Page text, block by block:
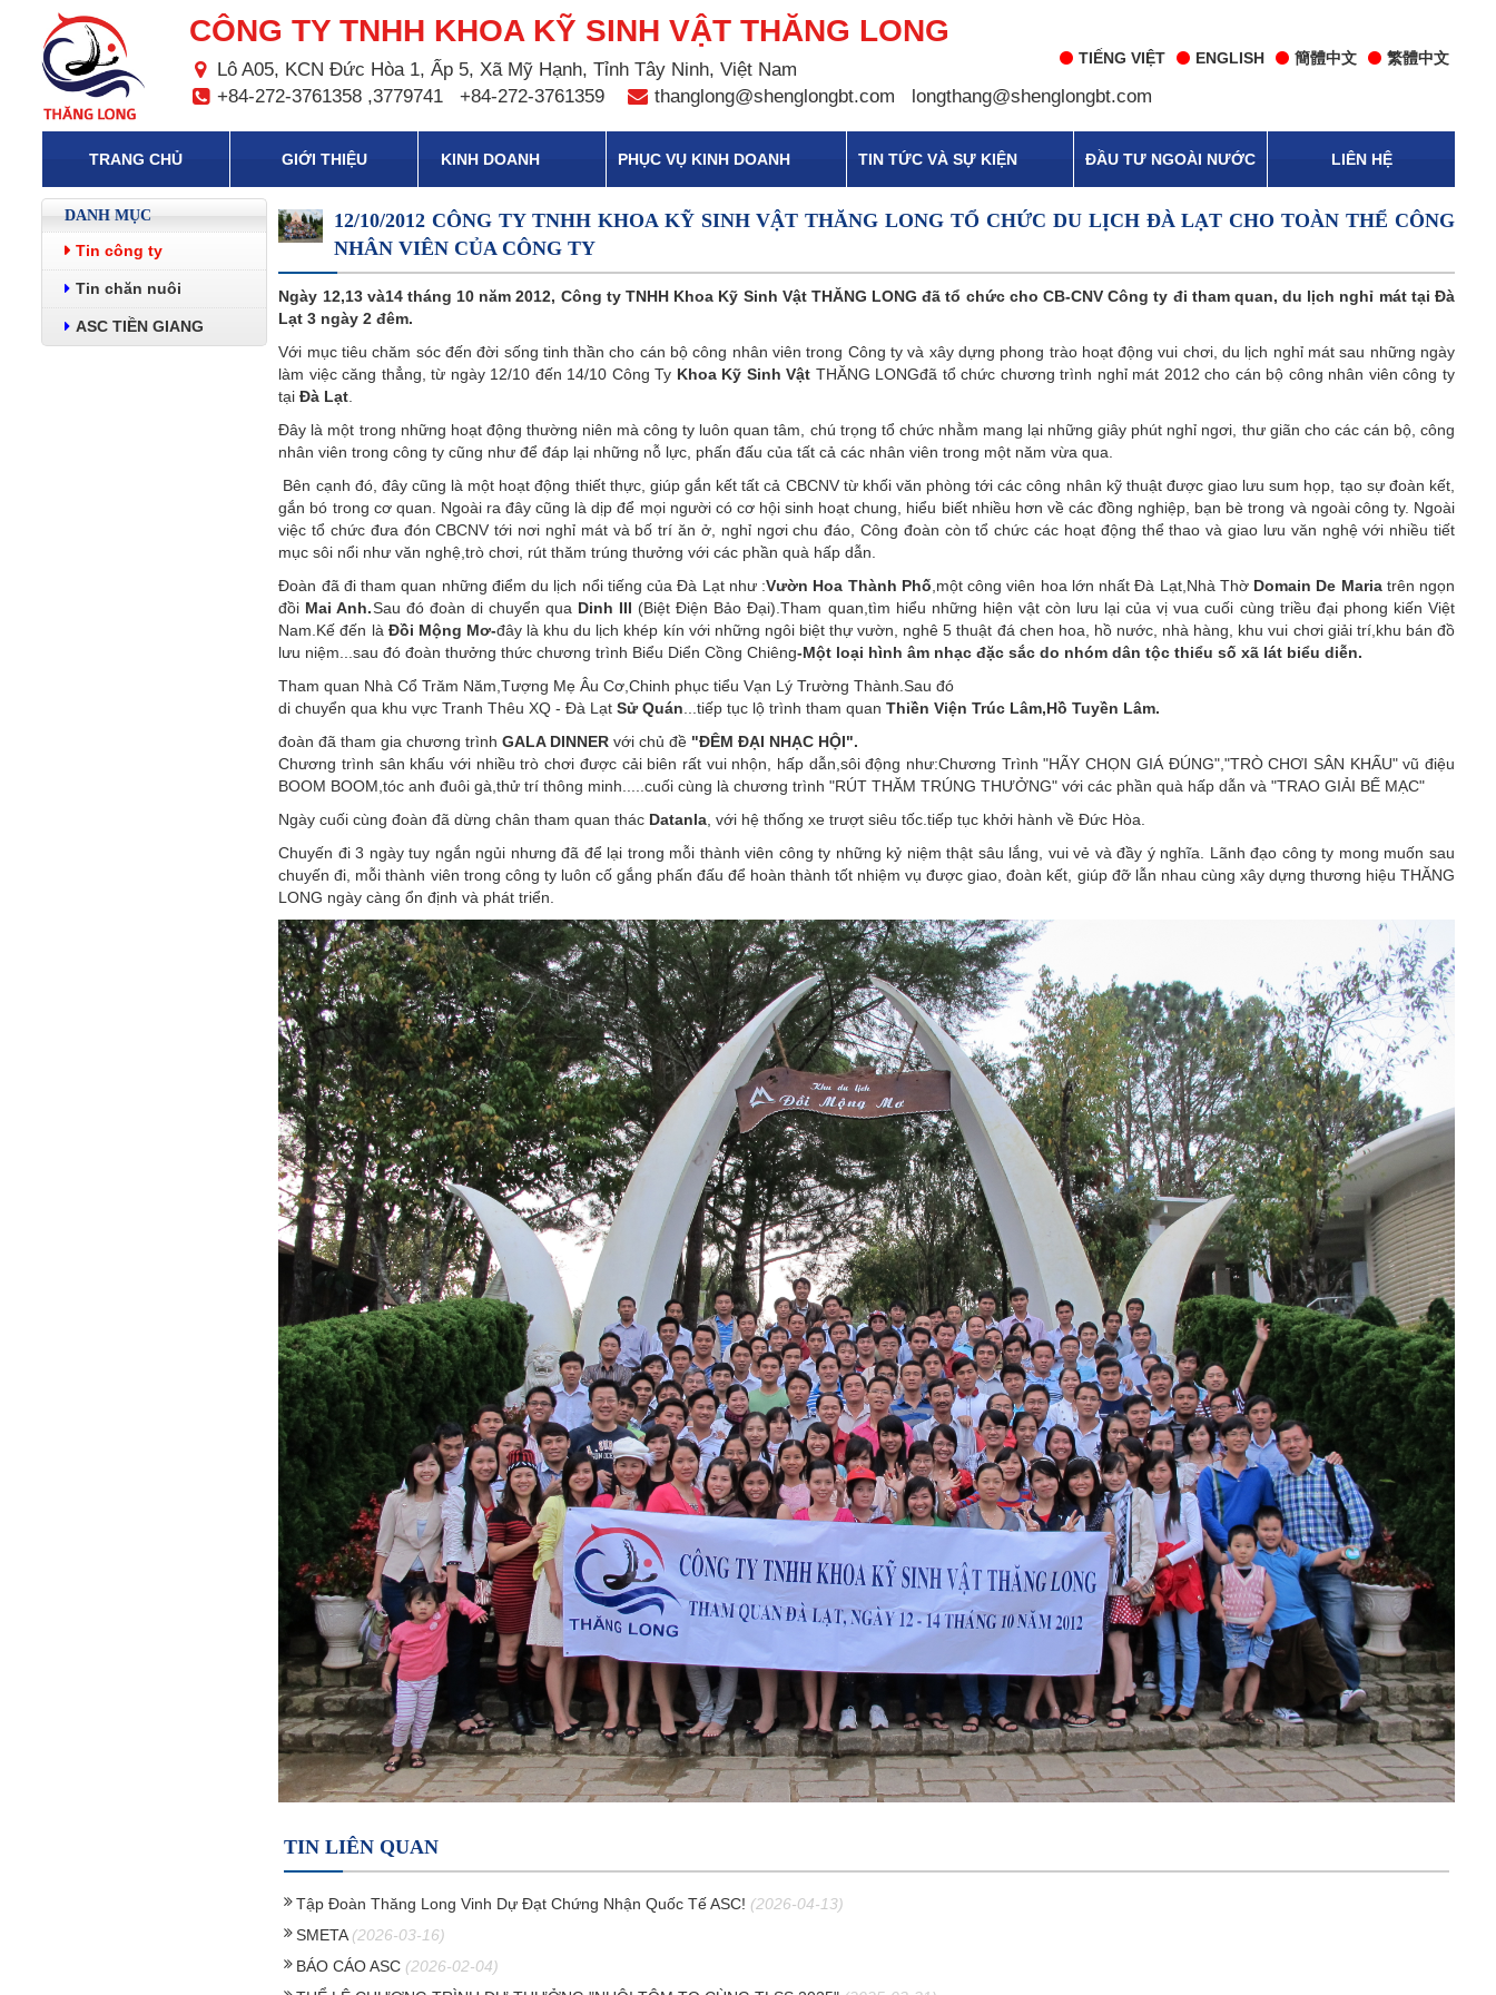
TIẾNG VIỆT ENGLISH 簡體中文 繁體中文
CÔNG TY TNHH KHOA KỸ SINH VẬT THĂNG LONG
Lô A05, KCN Đức Hòa 1, Ấp 5, Xã Mỹ Hạnh, Tỉnh Tây Ninh, Việt Nam
+84-272-3761358 ,3779741
+84-272-3761359 thanglong@shenglongbt.com longthang@shenglongbt.com
TRANG CHỦ GIỚI THIỆU KINH DOANH PHỤC VỤ KINH DOANH TIN TỨC VÀ SỰ KIỆN ĐẦU TƯ NGOÀI NƯỚC LIÊN HỆ
DANH MỤC
Tin công ty
Tin chăn nuôi
ASC TIỀN GIANG
12/10/2012 CÔNG TY TNHH KHOA KỸ SINH VẬT THĂNG LONG TỔ CHỨC DU LỊCH ĐÀ LẠT CHO TOÀN THỂ CÔNG
NHÂN VIÊN CỦA CÔNG TY
Ngày 12,13 và14 tháng 10 năm 2012, Công ty TNHH Khoa Kỹ Sinh Vật THĂNG LONG đã tổ chức cho CB-CNV Công ty đi tham quan, du lịch nghỉ mát tại Đà
Lạt 3 ngày 2 đêm.
Với mục tiêu chăm sóc đến đời sống tinh thần cho cán bộ công nhân viên trong Công ty và xây dựng phong trào hoạt động vui chơi, du lịch nghỉ mát sau những ngày
làm việc căng thẳng, từ ngày 12/10 đến 14/10 Công Ty Khoa Kỹ Sinh Vật THĂNG LONGđã tổ chức chương trình nghỉ mát 2012 cho cán bộ công nhân viên công ty
tại Đà Lạt
Đây là một trong những hoạt động thường niên mà công ty luôn quan tâm, chú trọng tổ chức nhằm mang lại những giây phút nghỉ ngơi, thư giãn cho các cán bộ, công
nhân viên trong công ty cũng như để đáp lại những nỗ lực, phấn đấu của tất cả các nhân viên trong một năm vừa qua.
Bên cạnh đó, đây cũng là một hoạt động thiết thực, giúp gắn kết tất cả CBCNV từ khối văn phòng tới các công nhân kỹ thuật được giao lưu sum họp, tạo sự đoàn kết,
gắn bó trong cơ quan. Ngoài ra đây cũng là dịp để mọi người có cơ hội sinh hoạt chung, hiểu biết nhiều hơn về các đồng nghiệp, bạn bè trong và ngoài công ty. Ngoài
việc tổ chức đưa đón CBCNV tới nơi nghỉ mát và bố trí ăn ở, nghỉ ngơi chu đáo, Công đoàn còn tổ chức các hoạt động thể thao và giao lưu văn nghệ với nhiều tiết
mục sôi nổi như văn nghệ,trò chơi, rút thăm trúng thưởng với các phần quà hấp dẫn.
Đoàn đã đi tham quan những điểm du lịch nổi tiếng của Đà Lạt như :Vườn Hoa Thành Phố ,một công viên hoa lớn nhất Đà Lạt,Nhà Thờ Domain De Maria trên ngọn
đồi Mai Anh.Sau đó đoàn di chuyển qua Dinh III (Biệt Điện Bảo Đại).Tham quan,tìm hiểu những hiện vật còn lưu lại của vị vua cuối cùng triều đại phong kiến Việt
Nam.Kế đến là Đồi Mộng Mơ-đây là khu du lịch khép kín với những ngôi biệt thự vườn, nghê 5 thuật đá chen hoa, hồ nước, nhà hàng, khu vui chơi giải trí,khu bán đồ
lưu niệm...sau đó đoàn thưởng thức chương trình Biểu Diển Cồng Chiêng-Một loại hình âm nhạc đặc sắc do nhóm dân tộc thiểu số xã lát biểu diễn.
Tham quan Nhà Cổ Trăm Năm,Tượng Mẹ Âu Cơ,Chinh phục tiểu Vạn Lý Trường Thành.Sau đó
di chuyển qua khu vực Tranh Thêu XQ - Đà LạtSử Quán ...tiếp tục lộ trình tham quanThiền Viện Trúc Lâm,Hồ Tuyền Lâm.
đoàn đã tham gia chương trìnhGALA DINNER với chủ đề "ĐÊM ĐẠI NHẠC HỘI".
Chương trình sân khấu với nhiều trò chơi được cải biên rất vui nhộn, hấp dẫn,sôi động như:Chương Trình "HÃY CHỌN GIÁ ĐÚNG","TRÒ CHƠI SÂN KHẤU" vũ điệu
BOOM BOOM,tóc anh đuôi gà,thử trí thông minh.....cuối cùng là chương trình "RÚT THĂM TRÚNG THƯỞNG" với các phần quà hấp dẫn và "TRAO GIẢI BẾ MẠC"
Ngày cuối cùng đoàn đã dừng chân tham quan thác Datanla , với hệ thống xe trượt siêu tốc.tiếp tục khởi hành về Đức Hòa.
Chuyến đi 3 ngày tuy ngắn ngủi nhưng đã để lại trong mỗi thành viên công ty những kỷ niệm thật sâu lắng, vui vẻ và đầy ý nghĩa. Lãnh đạo công ty mong muốn sau
chuyến đi, mỗi thành viên trong công ty luôn cố gắng phấn đấu để hoàn thành tốt nhiệm vụ được giao, đoàn kết, giúp đỡ lẫn nhau cùng xây dựng thương hiệu THĂNG
LONG ngày càng ổn định và phát triển.
TIN LIÊN QUAN
Tập Đoàn Thăng Long Vinh Dự Đạt Chứng Nhận Quốc Tế ASC! (2026-04-13)
SMETA (2026-03-16)
BÁO CÁO ASC (2026-02-04)